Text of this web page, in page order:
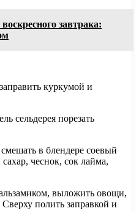
завтрака:
куркумой и
сельдерея порезать
в блендере соевый
чеснок, сок лайма,
выложить овощи,
полить заправкой и